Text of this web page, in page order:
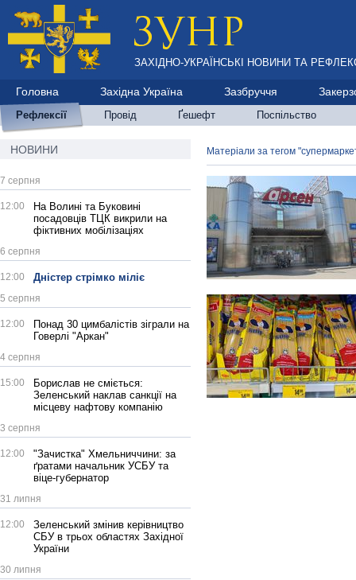
ЗАХІДНО-УКРАЇНСЬКІ НОВИНИ ТА
Головна Західна Україна Зазбруччя
Рефлексії Провід Ґешефт Поспільство
НОВИНИ
7 серпня
12:00
На Волині та Буковині
посадовців ТЦК викрили на
фіктивних мобілізаціях
6 серпня
12:00 Дністер стрімко міліє
5 серпня
12:00
Понад 30 цимбалістів зіграли на
Говерлі "Аркан"
4 серпня
15:00
Борислав не сміється:
Зеленський наклав санкції на
місцеву нафтову компанію
3 серпня
12:00
"Зачистка" Хмельниччини: за
ґратами начальник УСБУ та
віце-губернатор
31 липня
12:00
Зеленський змінив керівництво
СБУ в трьох областях Західної
України
30 липня
Матеріали за тегом